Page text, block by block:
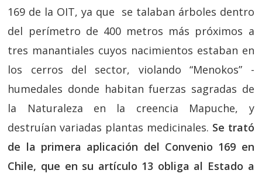
169 de la OIT, ya que se talaban árboles dentro
del perímetro de 400 metros más próximos a
tres manantiales cuyos nacimientos estaban en
los cerros del sector, violando “Menokos” -
humedales donde habitan fuerzas sagradas de
la Naturaleza en la creencia Mapuche, y
destruían variadas plantas medicinales. Se trató
de la primera aplicación del Convenio 169 en
Chile, que en su artículo 13 obliga al Estado a